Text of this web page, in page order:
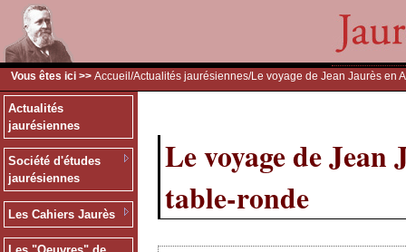
Vous êtes ici >> Accueil /Actualités jaurésiennes/Le voyage de Jean Jaurès en
Actualités
jaurésiennes
Société d'études
jaurésiennes
Les Cahiers Jaurès
Le voyage de
table-ronde